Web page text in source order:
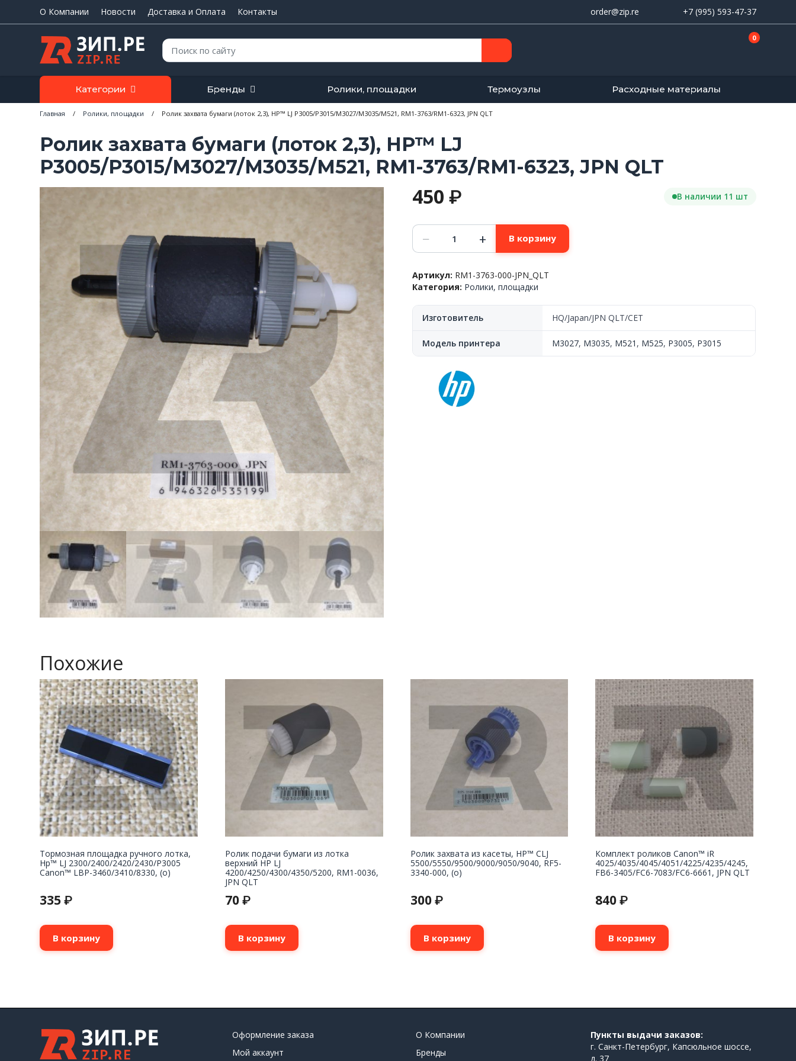
О Компании Новости Доставка и Оплата Контакты order@zip.re +7 (995) 593-47-37
Поиск: 0
Категории Бренды Ролики, площадки Термоузлы Расходные материалы
Главная / Ролики, площадки / Ролик захвата бумаги (лоток 2,3), HP™ LJ P3005/P3015/M3027/M3035/M521, RM1-3763/RM1-6323, JPN QLT
Ролик захвата бумаги (лоток 2,3), HP™ LJ
P3005/P3015/M3027/M3035/M521, RM1-3763/RM1-6323, JPN QLT
450₽ В наличии 11 шт
Количество
товара
Ролик
бумаги
(лоток
HP™
RM1-
3763/RM1-
− + В корзину
Артикул: RM1-3763-000-JPN_QLT
Категория: Ролики, площадки
Изготовитель HQ/Japan/JPN QLT/CET
Модель принтера M3027, M3035, M521 , M525, P3005, P3015
Похожие
Тормозная площадка ручного лотка,
Hp™ LJ 2300/2400/2420/2430/P3005
Canon™ LBP-3460/3410/8330, (о)
335 ₽
В корзину
Ролик подачи бумаги из лотка
верхний HP LJ
4200/4250/4300/4350/5200, RM1-0036,
JPN QLT
70 ₽
В корзину
Ролик захвата из касеты, HP™ CLJ
5500/5550/9500/9000/9050/9040, RF5-
3340-000, (o)
300 ₽
В корзину
Комплект роликов Canon™ iR
4025/4035/4045/4051/4225/4235/4245,
FB6-3405/FC6-7083/FC6-6661, JPN QLT
840₽
В корзину
Оформление заказа
Мой аккаунт
О Компании
Бренды
Пункты выдачи заказов:
г. Санкт-Петербург, Капсюльное шоссе,
д. 37